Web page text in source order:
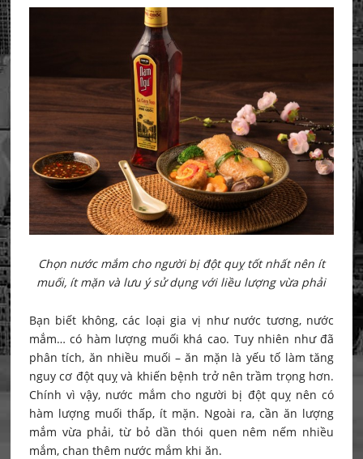
Chọn nước mắm cho người bị đột quỵ tốt nhất nên ít
muối, ít mặn và lưu ý sử dụng với liều lượng vừa phải
Bạn biết không, các loại gia vị như nước tương, nước
mắm… có hàm lượng muối khá cao. Tuy nhiên như đã
phân tích, ăn nhiều muối – ăn mặn là yếu tố làm tăng
nguy cơ đột quỵ và khiến bệnh trở nên trầm trọng hơn.
Chính vì vậy, nước mắm cho người bị đột quỵ nên có
hàm lượng muối thấp, ít mặn. Ngoài ra, cần ăn lượng
mắm vừa phải, từ bỏ dần thói quen nêm nếm nhiều
mắm, chan thêm nước mắm khi ăn.